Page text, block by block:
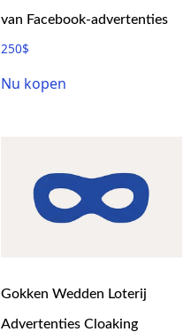
van Facebook-advertenties
250$
Nu kopen
Gokken Wedden Loterij
Advertenties Cloaking